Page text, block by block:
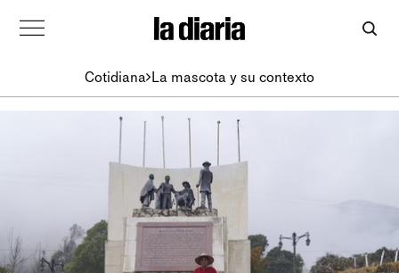
Cotidiana La mascota y su contexto